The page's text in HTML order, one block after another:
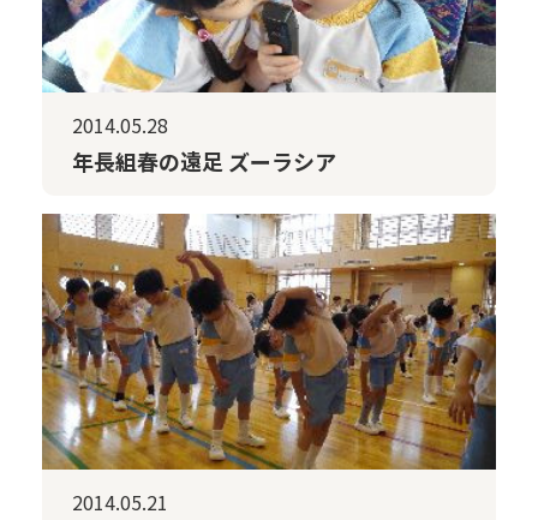
2014.05.28
年長組春の遠足 ズーラシア
2014.05.21